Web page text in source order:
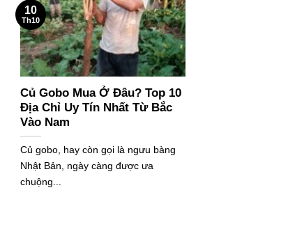
Củ Gobo Mua Ở Đâu? Top 10
Địa Chỉ Uy Tín Nhất Từ Bắc
Vào Nam
Củ gobo, hay còn gọi là ngưu bàng
Nhật Bản, ngày càng được ưa
chuộng...
10
Th10